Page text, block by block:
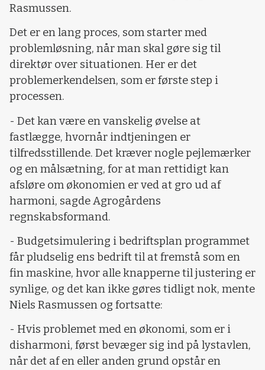
Rasmussen.
Det er en lang proces, som starter med
problemløsning, når man skal gøre sig til
direktør over situationen. Her er det
problemerkendelsen, som er første step i
processen.
- Det kan være en vanskelig øvelse at
fastlægge, hvornår indtjeningen er
tilfredsstillende. Det kræver nogle pejlemærker
og en målsætning, for at man rettidigt kan
afsløre om økonomien er ved at gro ud af
harmoni, sagde Agrogårdens
regnskabsformand.
- Budgetsimulering i bedriftsplan programmet
får pludselig ens bedrift til at fremstå som en
fin maskine, hvor alle knapperne til justering er
synlige, og det kan ikke gøres tidligt nok, mente
Niels Rasmussen og fortsatte:
- Hvis problemet med en økonomi, som er i
disharmoni, først bevæger sig ind på lystavlen,
når det af en eller anden grund opstår en